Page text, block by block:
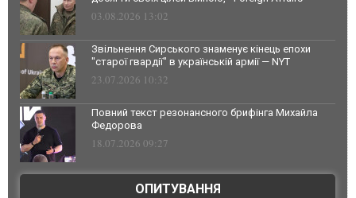
03.08.2026 13:02
Звільнення Сирського знаменує кінець епохи
"старої гвардії" в українській армії — NYT
23.07.2026 10:32
Повний текст резонансного брифінга Михайла
Федорова
18.07.2026 09:27
ОПИТУВАННЯ